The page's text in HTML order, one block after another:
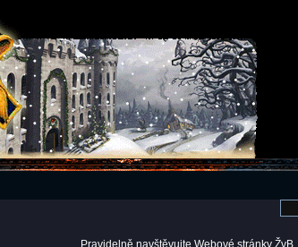
Pravidelně navštěvujte Webové stránky ŽvB